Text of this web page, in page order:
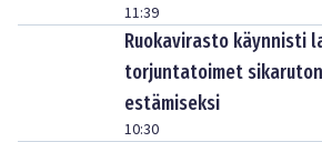
11:39
Ruokavirasto käynnisti
torjuntatoimet
estämiseksi
10:30